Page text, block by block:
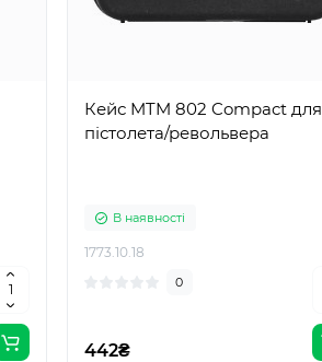
Кейс MTM 802 Compact для
пістолета/револьвера
В наявності
1773.10.18
0
442₴